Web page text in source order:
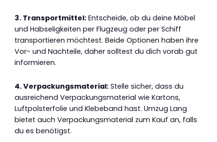
3. Transportmittel: Entscheide, ob du deine Möbel
und Habseligkeiten per Flugzeug oder per Schiff
transportieren möchtest. Beide Optionen haben ihre
Vor- und Nachteile, daher solltest du dich vorab gut
informieren.
4. Verpackungsmaterial: Stelle sicher, dass du
ausreichend Verpackungsmaterial wie Kartons,
Luftpolsterfolie und Klebeband hast. Umzug Lang
bietet auch Verpackungsmaterial zum Kauf an, falls
du es benötigst.